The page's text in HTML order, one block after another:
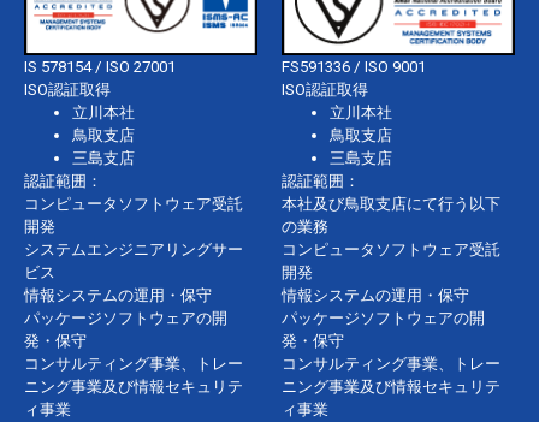
IS 578154 / ISO 27001
ISO認証取得
立川本社
鳥取支店
三島支店
認証範囲：
コンピュータソフトウェア受託
開発
システムエンジニアリングサー
ビス
情報システムの運用・保守
パッケージソフトウェアの開
発・保守
コンサルティング事業、トレー
ニング事業及び情報セキュリテ
ィ事業
FS591336 / ISO 9001
ISO認証取得
立川本社
鳥取支店
三島支店
認証範囲：
本社及び鳥取支店にて行う以下
の業務
コンピュータソフトウェア受託
開発
情報システムの運用・保守
パッケージソフトウェアの開
発・保守
コンサルティング事業、トレー
ニング事業及び情報セキュリテ
ィ事業